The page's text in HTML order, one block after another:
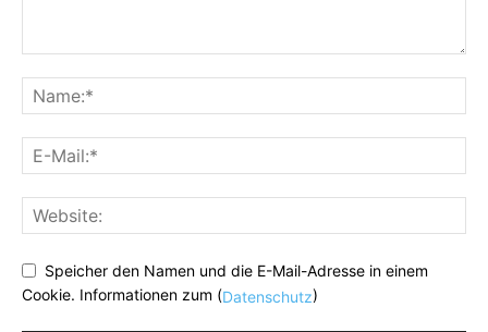
Speicher den Namen und die E-Mail-Adresse in einem
Cookie. Informationen zum (Datenschutz)